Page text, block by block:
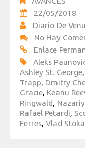
22/05/2018
Diario De
No Hay
Enlace
Aleks
Ashley St. George,
Trapp, Dmitry
Gracie, Keanu
Ringwald,
Rafael Petardi,
Ferres, Vlad